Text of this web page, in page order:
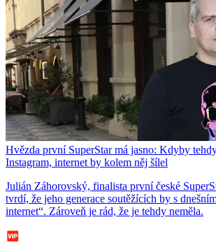
Hvězda první SuperStar má jasno: Kdyby
Instagram, internet by kolem něj šílel
Julián Záhorovský, finalista první české
tvrdí, že jeho generace soutěžících by s
internet“. Zároveň je rád, že je tehdy neměla.